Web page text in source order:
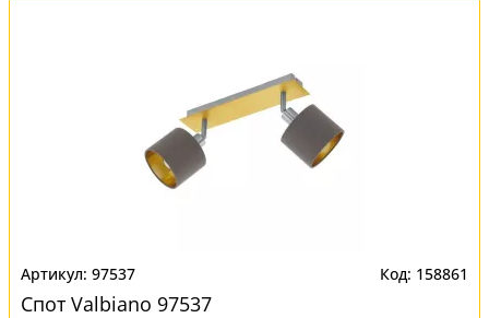
97537 158861
Спот Valbiano 97537